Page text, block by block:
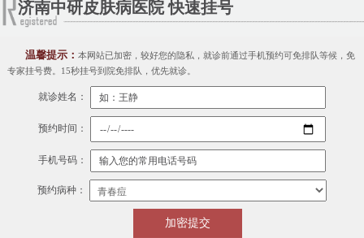
济南中研皮肤病医院 快速挂号
温馨提示：本网站已加密，较好您的隐私，就诊前通过手机预约可免排队等候，免
专家挂号费。15秒挂号到院免排队，优先就诊。
就诊姓名：
预约时间：
手机号码：
预约病种：